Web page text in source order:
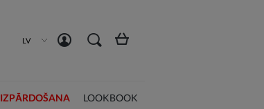
LV
IZPĀRDOŠANA LOOKBOOK